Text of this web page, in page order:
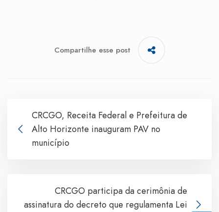
Compartilhe esse post
CRCGO, Receita Federal e Prefeitura de
Alto Horizonte inauguram PAV no
município
CRCGO participa da cerimônia de
assinatura do decreto que regulamenta Lei